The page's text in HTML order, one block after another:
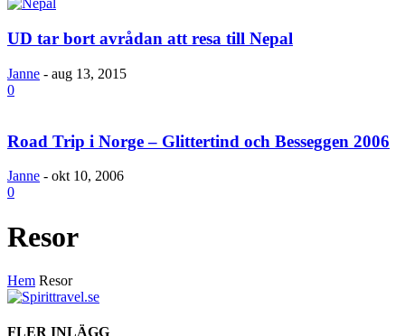
UD tar bort avrådan att resa till Nepal
Janne - aug 13, 2015
0
Road Trip i Norge – Glittertind och Besseggen 2006
Janne - okt 10, 2006
0
Resor
Hem Resor
FLER INLÄGG